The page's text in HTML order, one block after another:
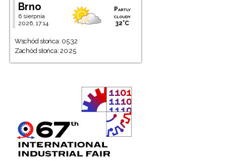
Brno
6 sierpnia
2026, 17:14
Partly
cloudy
32°C
Wschód słońca: 05:32
Zachód słońca: 20:25